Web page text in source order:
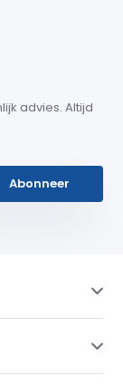
advies. Altijd
Abonneer